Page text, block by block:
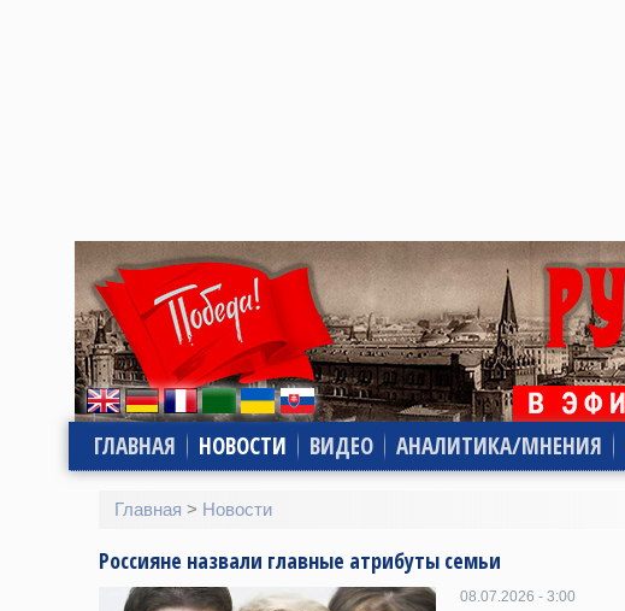
ГЛАВНАЯ НОВОСТИ ВИДЕО АНАЛИТИКА/МНЕНИЯ
Главная > Новости
Россияне назвали главные атрибуты семьи
08.07.2026 - 3:00